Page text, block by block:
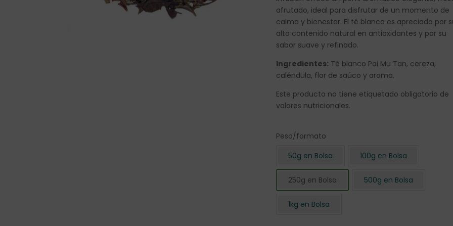
afrutado, ideal para disfrutar de un momento de
calma y bienestar. El té blanco es apreciado por
alto contenido natural en antioxidantes y por su
sabor suave y refinado.
Ingredientes: Té blanco Pai Mu Tan, cereza,
caléndula, flor de saúco y aroma.
Este producto no tiene etiquetado obligatorio de
valores nutricionales.
Peso/formato
50g en Bolsa
100g en Bolsa
250g en Bolsa 500g en Bolsa
1kg en Bolsa